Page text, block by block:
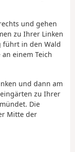
und gehen
zu Ihrer Linken
führt in den Wald
einem Teich
und dann am
zu Ihrer
Die
Mitte der